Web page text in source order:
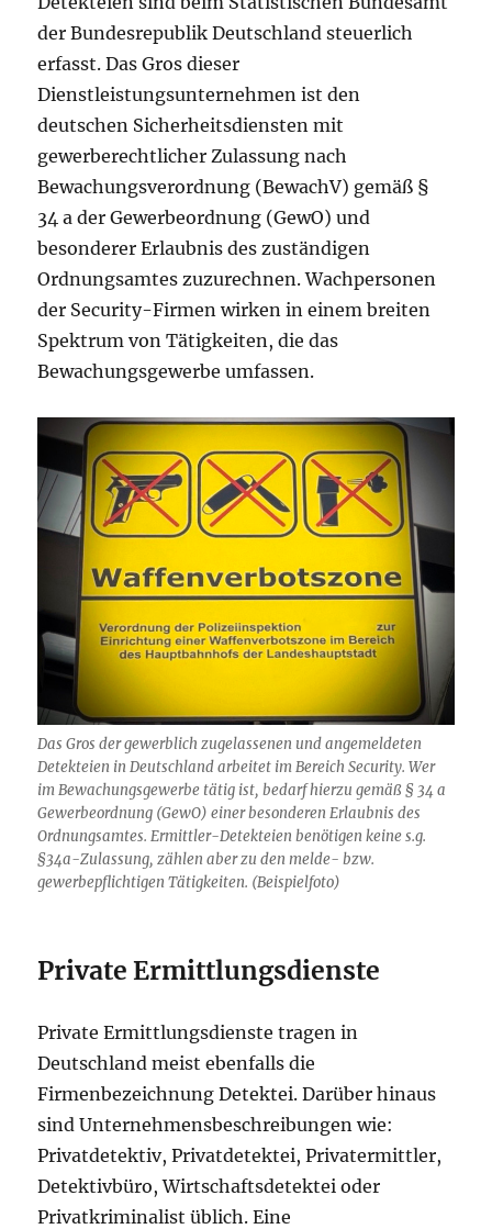
der Bundesrepublik Deutschland steuerlich
erfasst. Das Gros dieser
Dienstleistungsunternehmen ist den
deutschen Sicherheitsdiensten mit
gewerberechtlicher Zulassung nach
Bewachungsverordnung (BewachV) gemäß §
34 a der Gewerbeordnung (GewO) und
besonderer Erlaubnis des zuständigen
Ordnungsamtes zuzurechnen. Wachpersonen
der Security-Firmen wirken in einem breiten
Spektrum von Tätigkeiten, die das
Bewachungsgewerbe umfassen.
Das Gros der gewerblich zugelassenen und angemeldeten
Detekteien in Deutschland arbeitet im Bereich Security. Wer
im Bewachungsgewerbe tätig ist, bedarf hierzu gemäß § 34 a
Gewerbeordnung (GewO) einer besonderen Erlaubnis des
Ordnungsamtes. Ermittler-Detekteien benötigen keine s.g.
§34a-Zulassung, zählen aber zu den melde- bzw.
gewerbepflichtigen Tätigkeiten. (Beispielfoto)
Private Ermittlungsdienste
Private Ermittlungsdienste tragen in
Deutschland meist ebenfalls die
Firmenbezeichnung Detektei. Darüber hinaus
sind Unternehmensbeschreibungen wie:
Privatdetektiv, Privatdetektei, Privatermittler,
Detektivbüro, Wirtschaftsdetektei oder
Privatkriminalist üblich. Eine